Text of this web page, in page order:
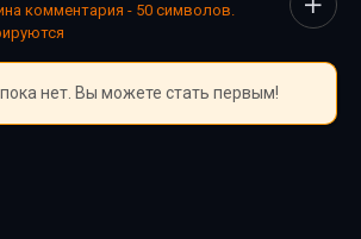
по душе.
комментария - 50 символов.
нет. Вы можете стать первым!